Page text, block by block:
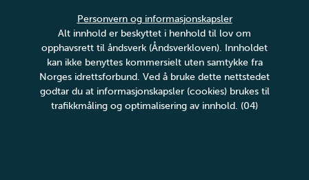
Personvern og informasjonskapsler
Alt innhold er beskyttet i henhold til lov om
opphavsrett til åndsverk (Åndsverkloven). Innholdet
kan ikke benyttes kommersielt uten samtykke fra
Norges idrettsforbund. Ved å bruke dette nettstedet
godtar du at informasjonskapsler (cookies) brukes til
trafikkmåling og optimalisering av innhold. (04)